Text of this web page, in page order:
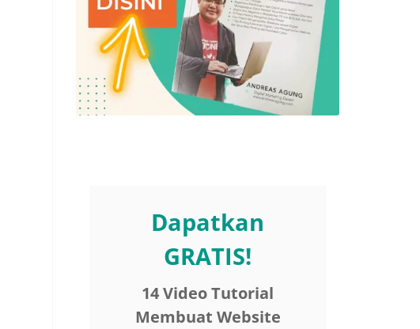
Dapatkan
GRATIS!
14 Video Tutorial
Membuat Website